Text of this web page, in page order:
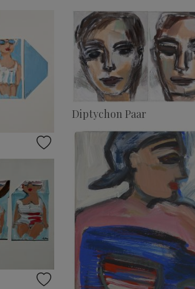
Diptychon Paar